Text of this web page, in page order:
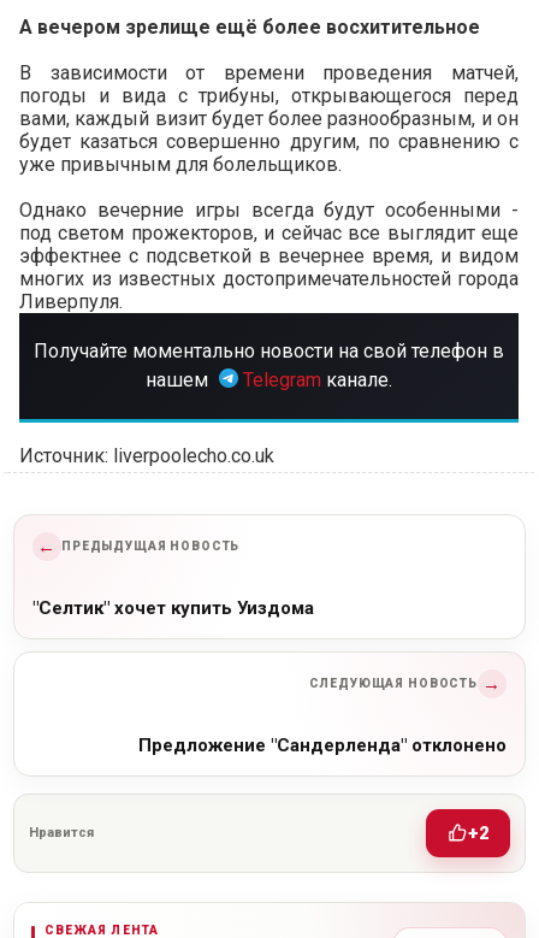
А вечером зрелище ещё более восхитительное
В зависимости от времени проведения матчей,
погоды и вида с трибуны, открывающегося перед
вами, каждый визит будет более разнообразным, и он
будет казаться совершенно другим, по сравнению с
уже привычным для болельщиков.
Однако вечерние игры всегда будут особенными -
под светом прожекторов, и сейчас все выглядит еще
эффектнее с подсветкой в вечернее время, и видом
многих из известных достопримечательностей города
Ливерпуля.
Получайте моментально новости на свой телефон в
нашем
Telegram канале.
Источник: liverpoolecho.co.uk
← ПРЕДЫДУЩАЯ НОВОСТЬ
"Селтик" хочет купить Уиздома
СЛЕДУЮЩАЯ НОВОСТЬ →
Предложение "Сандерленда" отклонено
Нравится +2
СВЕЖАЯ ЛЕНТА